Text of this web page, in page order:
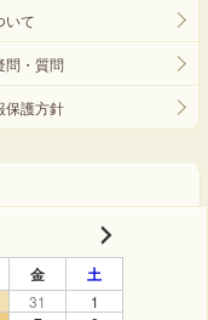
いて
問・質問
保護方針
金 土
31
1